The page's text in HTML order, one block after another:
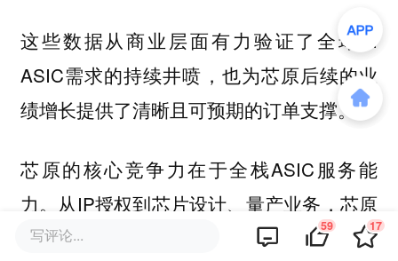
这些数据从商业层面有力验证了全球AI
ASIC需求的持续井喷，也为芯原后续的业
绩增长提供了清晰且可预期的订单支撑。
芯原的核心竞争力在于全栈ASIC服务能
力。从IP授权到芯片设计、量产业务，芯原
提供一站式解决方案，聚焦云侧AI ASIC，
写评论... 59 17